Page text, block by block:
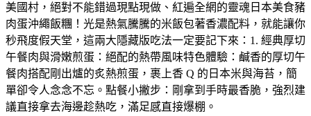
美國村，絕對不能錯過現點現做、紅遍全網的靈魂日本美食豬
肉蛋沖繩飯糰！​光是熱氣騰騰的米飯包著香濃配料，就能讓你
秒飛度假天堂，這兩大隱藏版吃法一定要記下來：​1. 經典厚切
午餐肉與滑嫩煎蛋：絕配的熱帶風味​特色體驗：鹹香的厚切午
餐肉搭配剛出爐的炙熱煎蛋，裹上香 Q 的日本米與海苔，簡
單卻令人念念不忘。​點餐小撇步：剛拿到手時最香脆，強烈建
議直接拿去海邊趁熱吃，滿足感直接爆棚。